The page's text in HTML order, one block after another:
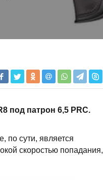
под патрон 6,5 PRC.
по сути, является
скоростью попадания,